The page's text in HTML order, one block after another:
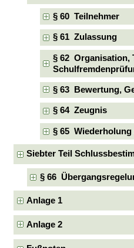
§ 60 Teilnehmer
§ 61 Zulassung
§ 62 Organisation,
§ 63 Bewertung,
§ 64 Zeugnis
§ 65
Siebter Teil
§ 66
Anlage 1
Anlage 2